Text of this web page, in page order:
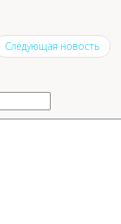
Следующая новость